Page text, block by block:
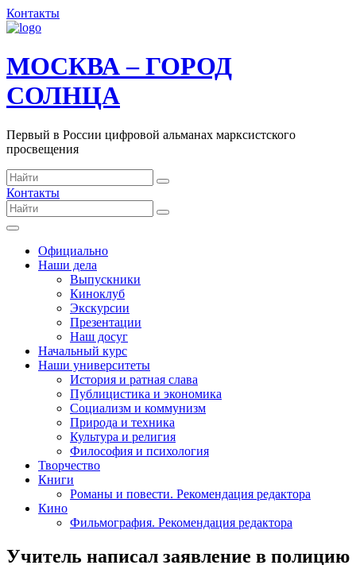
Контакты
МОСКВА – ГОРОД
СОЛНЦА
Первый в России цифровой альманах марксистского
просвещения
Контакты
Официально
Наши дела
Выпускники
Киноклуб
Экскурсии
Презентации
Наш досуг
Начальный курс
Наши университеты
История и ратная слава
Публицистика и экономика
Социализм и коммунизм
Природа и техника
Культура и религия
Философия и психология
Творчество
Книги
Романы и повести. Рекомендация редактора
Кино
Фильмография. Рекомендация редактора
Учитель написал заявление в полицию